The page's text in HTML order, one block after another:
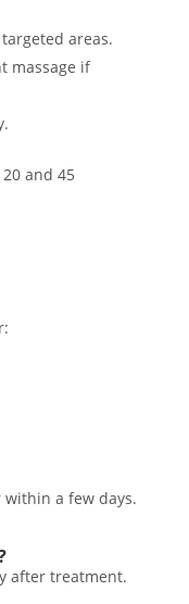
areas.
massage if
and 45
a few days.
after treatment.